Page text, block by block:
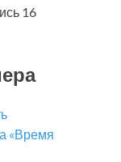
16
«Время